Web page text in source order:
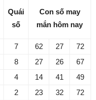
Quái
số
Con số may
mắn hôm nay
7 62 27
72
8 27 26 67
4 14 41
49
2 23 32 72